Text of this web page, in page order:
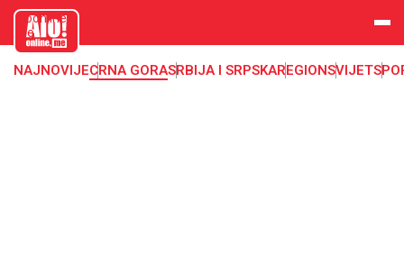
aloonline.
me
NAJNOVIJECRNA GORASRBIJA I SRPSKAREGIONSVIJET